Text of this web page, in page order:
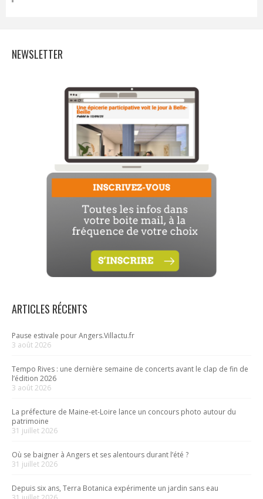
NEWSLETTER
ARTICLES RÉCENTS
Pause estivale pour Angers.Villactu.fr
3 août 2026
Tempo Rives : une dernière semaine de concerts avant le clap de fin de
l’édition 2026
3 août 2026
La préfecture de Maine-et-Loire lance un concours photo autour du
patrimoine
31 juillet 2026
Où se baigner à Angers et ses alentours durant l’été ?
31 juillet 2026
Depuis six ans, Terra Botanica expérimente un jardin sans eau